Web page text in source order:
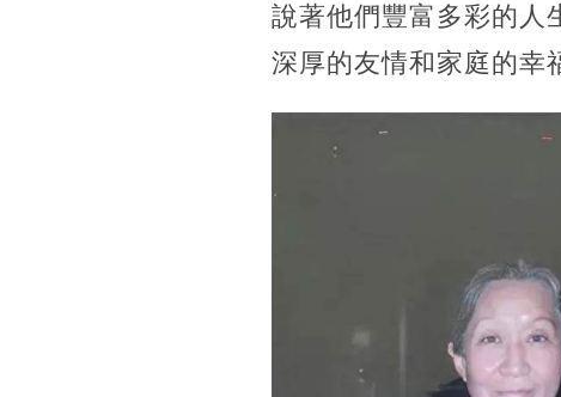
說著他們豐富多彩的人
深厚的友情和家庭的幸